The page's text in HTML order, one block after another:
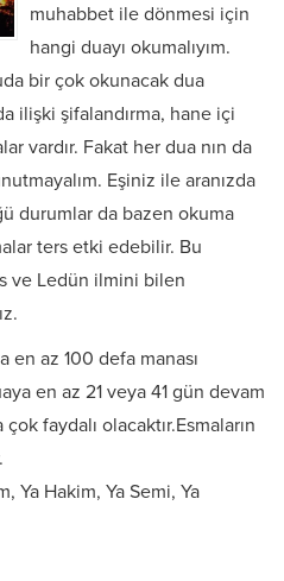
muhabbet ile dönmesi için
hangi duayı okumalıyım.
bir çok okunacak dua
ilişki şifalandırma, hane içi
vardır. Fakat her dua nın da
Eşiniz ile aranızda
durumlar da bazen okuma
ters etki edebilir. Bu
ve Ledün ilmini bilen
en az 100 defa manası
en az 21 veya 41 gün devam
faydalı olacaktır.Esmaların
Ya Hakim, Ya Semi, Ya